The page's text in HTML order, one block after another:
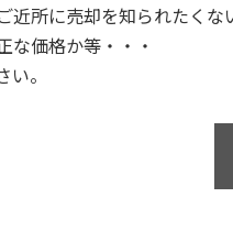
近所に売却を知られたくな
な価格か等・・・
。